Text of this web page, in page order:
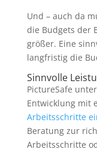
Und – auch da
die Budgets der
größer. Eine
langfristig die
Sinnvolle
PictureSafe
Entwicklung mit
Arbeitsschritte
Beratung zur
Arbeitsschritte